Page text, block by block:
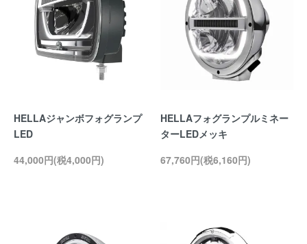
HELLAジャンボフォグランプ
LED
44,000円(税4,000円)
HELLAフォグランプルミネー
ターLEDメッキ
67,760円(税6,160円)